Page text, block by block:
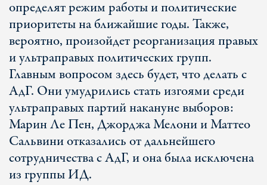
определят режим работы и политические
приоритеты на ближайшие годы. Также,
вероятно, произойдет реорганизация правых
и ультраправых политических групп.
Главным вопросом здесь будет, что делать с
AдГ. Они умудрились стать изгоями среди
ультраправых партий накануне выборов:
Марин Ле Пен, Джорджа Мелони и Маттео
Сальвини отказались от дальнейшего
сотрудничества с AдГ, и она была исключена
из группы ИД.